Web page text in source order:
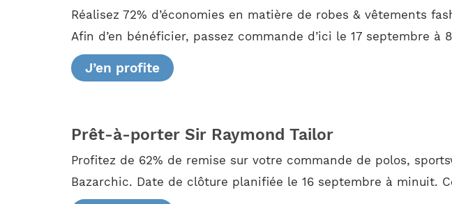
Réalisez 72% d’économies en matière de robes & vêtements
Afin d’en bénéficier, passez commande d’ici le 17 septembre à
J’en profite
Prêt-à-porter Sir Raymond Tailor
Profitez de 62% de remise sur votre commande de polos,
Bazarchic. Date de clôture planifiée le 16 septembre à minuit.